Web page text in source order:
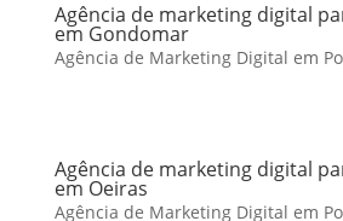
Agência de marketing digital
em Gondomar
Agência de Marketing Digital em
Agência de marketing digital
em Oeiras
Agência de Marketing Digital em